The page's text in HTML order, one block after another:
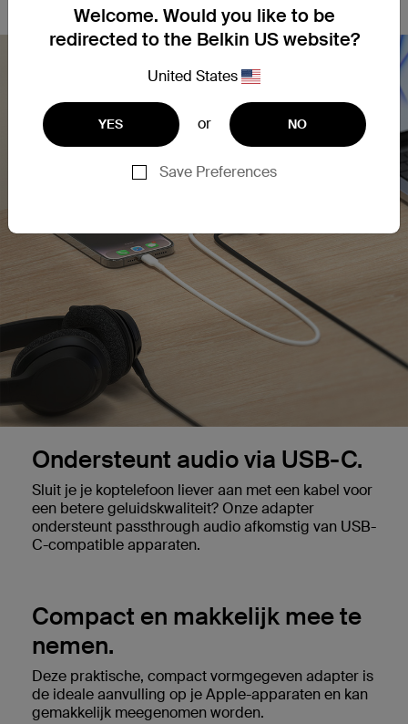
Welcome. Would you like to be
redirected to the Belkin US website?
United States
YES or NO
Save Preferences
Ondersteunt audio via USB-C.
Sluit je je koptelefoon liever aan met een kabel voor
een betere geluidskwaliteit? Onze adapter
ondersteunt passthrough audio afkomstig van USB-
C-compatible apparaten.
Compact en makkelijk mee te
nemen.
Deze praktische, compact vormgegeven adapter is
de ideale aanvulling op je Apple-apparaten en kan
gemakkelijk meegenomen worden.